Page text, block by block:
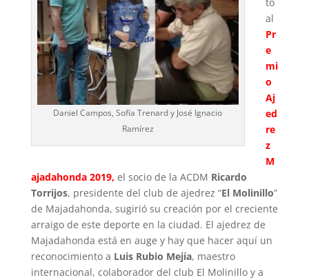
Daniel Campos, Sofía Trenard y José Ignacio
Ramírez
al
Pr
e
mi
o
Aj
ed
re
z
M
ajadahonda 2019, el socio de la ACDM Ricardo
Torrijos, presidente del club de ajedrez “El Molinillo”
de Majadahonda, sugirió su creación por el creciente
arraigo de este deporte en la ciudad. El ajedrez de
Majadahonda está en auge y hay que hacer aquí un
reconocimiento a Luis Rubio Mejía, maestro
internacional, colaborador del club El Molinillo y a